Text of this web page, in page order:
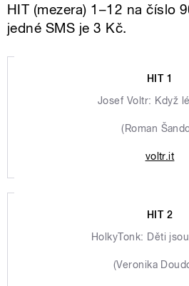
HIT (mezera) 1–12 na číslo
jedné SMS je 3 Kč.
HIT 1
Josef Voltr: Když
(Roman
voltr.it
HIT 2
HolkyTonk: Děti
(Veronika